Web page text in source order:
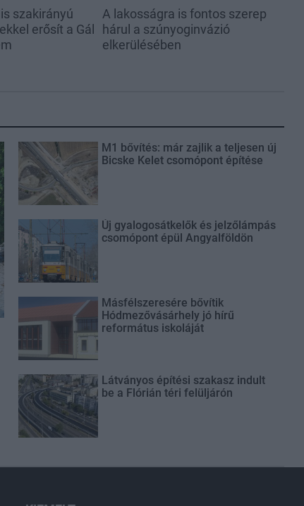
szakirányú
erősít a Gál
A lakosságra is fontos szerep
hárul a szúnyoginvázió
elkerülésében
M1 bővítés: már zajlik a teljesen új
Bicske Kelet csomópont építése
Új gyalogosátkelők és jelzőlámpás
csomópont épül Angyalföldön
Másfélszeresére bővítik
Hódmezővásárhely jó hírű
református iskoláját
Látványos építési szakasz indult
be a Flórián téri felüljárón